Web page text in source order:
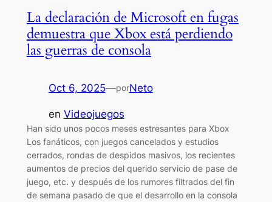
La declaración de Microsoft en fugas
demuestra que Xbox está perdiendo
las guerras de consola
Oct 6, 2025—porNeto
en Videojuegos
Han sido unos pocos meses estresantes para Xbox
Los fanáticos, con juegos cancelados y estudios
cerrados, rondas de despidos masivos, los recientes
aumentos de precios del querido servicio de pase de
juego, etc. y después de los rumores filtrados del fin
de semana pasado de que el desarrollo en la consola